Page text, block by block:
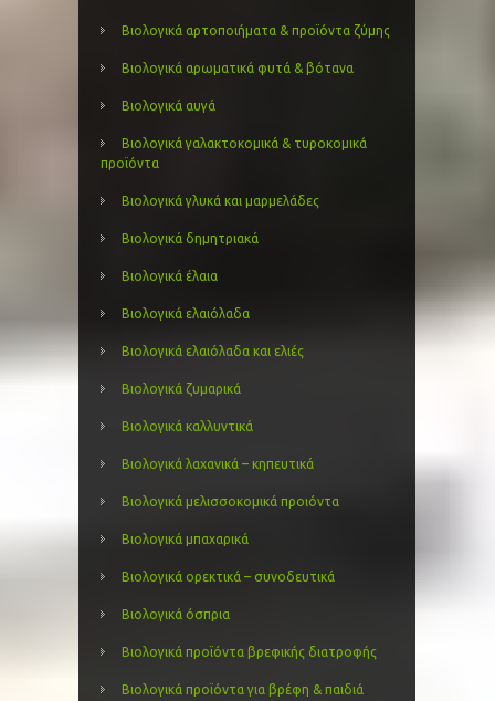
Βιολογικά αρτοποιήματα & προϊόντα ζύμης
Βιολογικά αρωματικά φυτά & βότανα
Βιολογικά αυγά
Βιολογικά γαλακτοκομικά & τυροκομικά
προϊόντα
Βιολογικά γλυκά και μαρμελάδες
Βιολογικά δημητριακά
Βιολογικά έλαια
Βιολογικά ελαιόλαδα
Βιολογικά ελαιόλαδα και ελιές
Βιολογικά ζυμαρικά
Βιολογικά καλλυντικά
Βιολογικά λαχανικά – κηπευτικά
Βιολογικά μελισσοκομικά προιόντα
Βιολογικά μπαχαρικά
Βιολογικά ορεκτικά – συνοδευτικά
Βιολογικά όσπρια
Βιολογικά προϊόντα βρεφικής διατροφής
Βιολογικά προϊόντα για βρέφη & παιδιά